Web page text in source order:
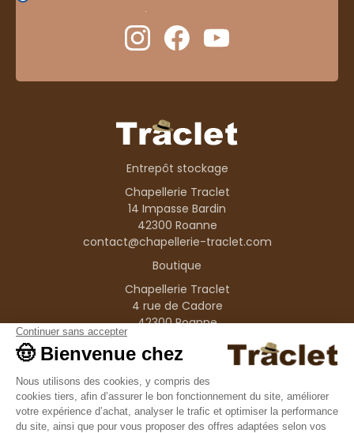
.
Entrepôt stockage
Chapellerie Traclet
14 Impasse Bardin
42300 Roanne
contact@chapellerie-traclet.com
Boutique
Chapellerie Traclet
4 rue de Cadore
42300 Roanne
Produits